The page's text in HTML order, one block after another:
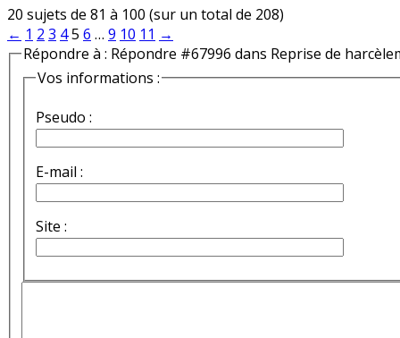
20 sujets de 81 à 100 (sur un total de 208)
← 1 2 3 45 6 … 9 10 11 →
Répondre à : Répondre #67996 dans Reprise de
Vos informations :
Pseudo :
E-mail :
Site :